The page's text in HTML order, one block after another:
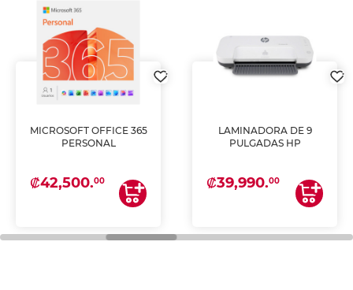
MICROSOFT OFFICE 365
PERSONAL
₡42,500.00
LAMINADORA DE 9
PULGADAS HP
₡39,990.00